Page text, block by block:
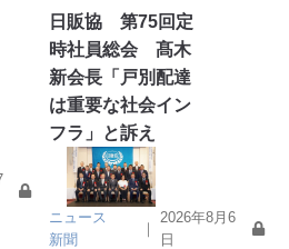
日販協 第75回定
時社員総会 髙木
新会長「戸別配達
は重要な社会イン
フラ」と訴え
ニュース
新聞
｜
2026年8月6
日